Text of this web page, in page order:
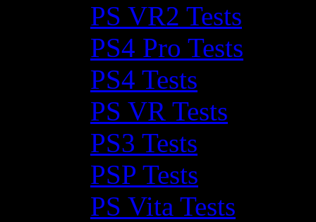
PS VR2 Tests
PS4 Pro Tests
PS4 Tests
PS VR Tests
PS3 Tests
PSP Tests
PS Vita Tests